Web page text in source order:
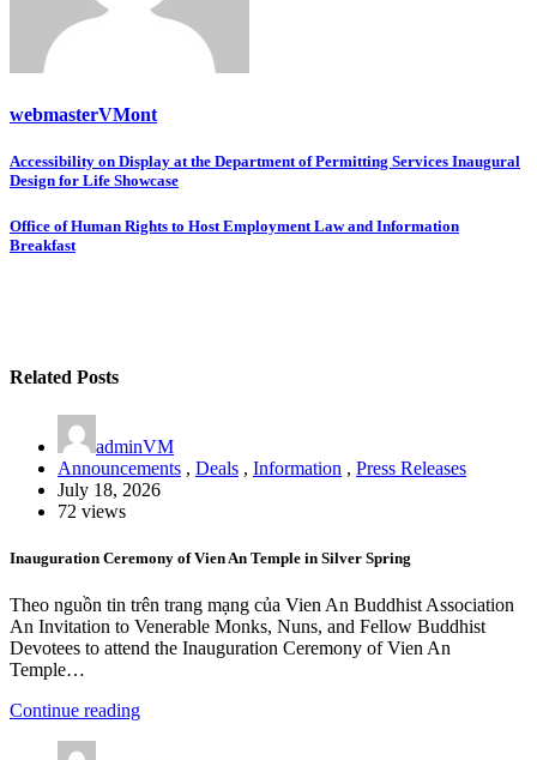
webmasterVMont
Post
navigation
Accessibility on Display at the Department of Permitting Services Inaugural
Design for Life Showcase
Office of Human Rights to Host Employment Law and Information
Breakfast
Related Posts
adminVM
Announcements , Deals , Information , Press Releases
July 18, 2026
72 views
Inauguration Ceremony of Vien An Temple in Silver Spring
Theo nguồn tin trên trang mạng của Vien An Buddhist Association
An Invitation to Venerable Monks, Nuns, and Fellow Buddhist
Devotees to attend the Inauguration Ceremony of Vien An
Temple…
Continue reading